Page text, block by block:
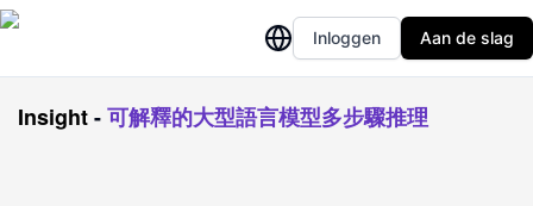
Inloggen Aan de slag
Insight-可解釋的大型語言模型多步驟推理